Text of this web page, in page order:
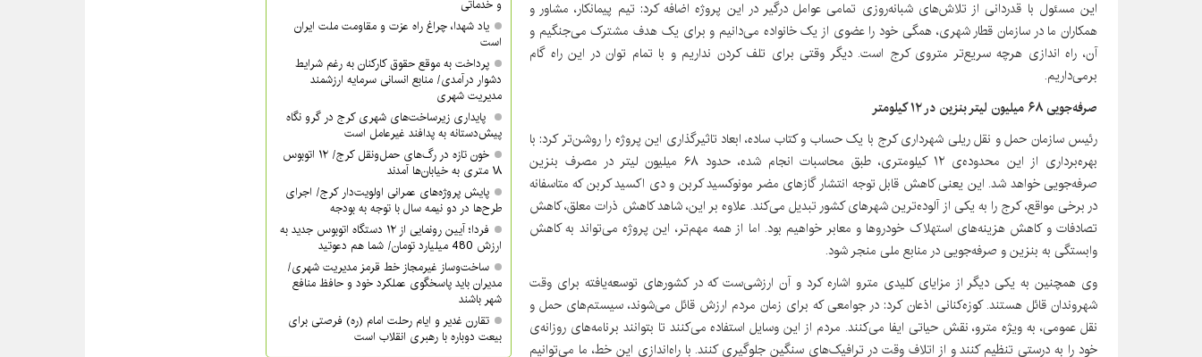
این مسئول با قدردانی از تلاش‌های شبانه‌روزی تمامی عوامل درگیر در این پروژه اضافه کرد: تیم پیمانکار، مشاور و
همکاران ما در سازمان قطار شهری، همگی خود را عضوی از یک خانواده می‌دانیم و برای یک هدف مشترک می‌جنگیم و
آن، راه اندازی هرچه سریع‌تر متروی کرج است. دیگر وقتی برای تلف کردن نداریم و با تمام توان در این راه گام
برمی‌داریم.
صرفه‌جویی ۶۸ میلیون لیتر بنزین در ۱۲ کیلومتر
رئیس سازمان حمل و نقل ریلی شهرداری کرج با یک حساب و کتاب ساده، ابعاد تاثیرگذاری این پروژه را روشن‌تر کرد: با
بهره‌برداری از این محدوده‌ی ۱۲ کیلومتری، طبق محاسبات انجام شده، حدود ۶۸ میلیون لیتر در مصرف بنزین
صرفه‌جویی خواهد شد. این یعنی کاهش قابل توجه انتشار گازهای مضر مونوکسید کربن و دی اکسید کربن که متاسفانه
در برخی مواقع، کرج را به یکی از آلوده‌ترین شهرهای کشور تبدیل می‌کند. علاوه بر این، شاهد کاهش ذرات معلق، کاهش
تصادفات و کاهش هزینه‌های استهلاک خودروها و معابر خواهیم بود. اما از همه مهم‌تر، این پروژه می‌تواند به کاهش
وابستگی به بنزین و صرفه‌جویی در منابع ملی منجر شود.
وی همچنین به یکی دیگر از مزایای کلیدی مترو اشاره کرد و آن ارزشی‌ست که در کشورهای توسعه‌یافته برای وقت
شهروندان قائل هستند. کوزه‌کنانی اذعان کرد: در جوامعی که برای زمان مردم ارزش قائل می‌شوند، سیستم‌های حمل و
نقل عمومی، به ویژه مترو، نقش حیاتی ایفا می‌کنند. مردم از این وسایل استفاده می‌کنند تا بتوانند برنامه‌های روزانه‌ی
خود را به درستی تنظیم کنند و از اتلاف وقت در ترافیک‌های سنگین جلوگیری کنند. با راه‌اندازی این خط، ما می‌توانیم
و خدماتی
یاد شهدا، چراغ راه عزت و مقاومت ملت ایران
است
پرداخت به موقع حقوق کارکنان به رغم شرایط
دشوار درآمدی/ منابع انسانی سرمایه ارزشمند
مدیریت شهری
پایداری زیرساخت‌های شهری کرج در گرو نگاه
پیش‌دستانه به پدافند غیرعامل است
خون تازه در رگ‌های حمل‌ونقل کرج/ ۱۲ اتوبوس
۱۸ متری به خیابان‌ها آمدند
پایش پروژه‌های عمرانی اولویت‌دار کرج/ اجرای
طرح‌ها در دو نیمه سال با توجه به بودجه
فردا؛ آیین رونمایی از ۱۲ دستگاه اتوبوس جدید به
ارزش 480 میلیارد تومان/ شما هم دعوتید
ساخت‌وساز غیرمجاز خط قرمز مدیریت شهری‌/
مدیران باید پاسخگوی عملکرد خود و حافظ منافع
شهر باشند
تقارن غدیر و ایام رحلت امام (ره) فرصتی برای
بیعت دوباره با رهبری انقلاب است